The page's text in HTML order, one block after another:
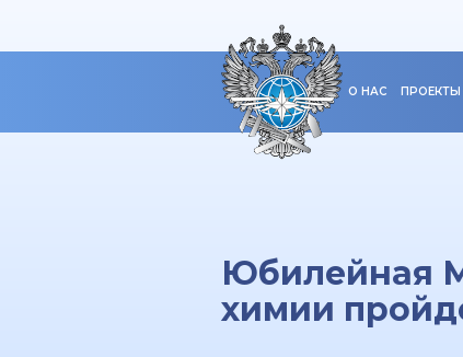
О НАС ПРОЕКТЫ
Юбилейная
химии